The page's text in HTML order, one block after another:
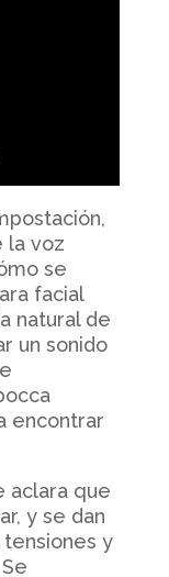
la voz
se
facial
natural de
un sonido
encontrar
aclara que
y se dan
y